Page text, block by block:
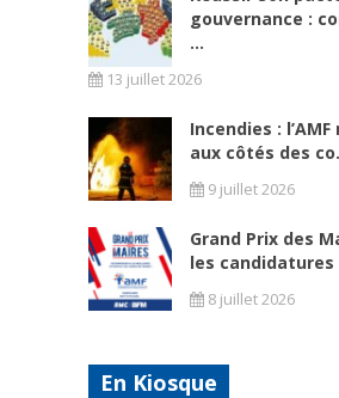
gouvernance :
...
13 juillet 2026
Incendies :
aux côtés des
9 juillet 2026
Grand Prix des
les candidatures
8 juillet 2026
En Kiosque